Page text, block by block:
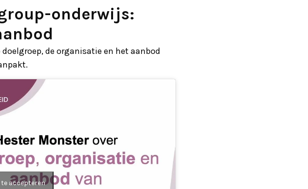
onderwijs:
de organisatie en het aanbod
accepteren